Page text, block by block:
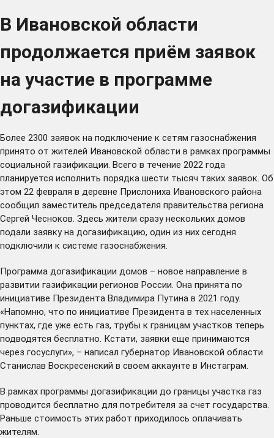
В Ивановской области
продолжается приём заявок
на участие в программе
догазификации
Более 2300 заявок на подключение к сетям газоснабжения
принято от жителей Ивановской области в рамках программы
социальной газификации. Всего в течение 2022 года
планируется исполнить порядка шести тысяч таких заявок. Об
этом 22 февраля в деревне Прислониха Ивановского района
сообщил заместитель председателя правительства региона
Сергей Чесноков. Здесь жители сразу нескольких домов
подали заявку на догазификацию, один из них сегодня
подключили к системе газоснабжения.
Программа догазификации домов – новое направление в
развитии газификации регионов России. Она принята по
инициативе Президента Владимира Путина в 2021 году.
«Напомню, что по инициативе Президента в тех населенных
пунктах, где уже есть газ, трубы к границам участков теперь
подводятся бесплатно. Кстати, заявки еще принимаются
через госуслуги», – написал губернатор Ивановской области
Станислав Воскресенский в своем аккаунте в Инстаграм.
В рамках программы догазификации до границы участка газ
проводится бесплатно для потребителя за счет государства.
Раньше стоимость этих работ приходилось оплачивать
жителям.